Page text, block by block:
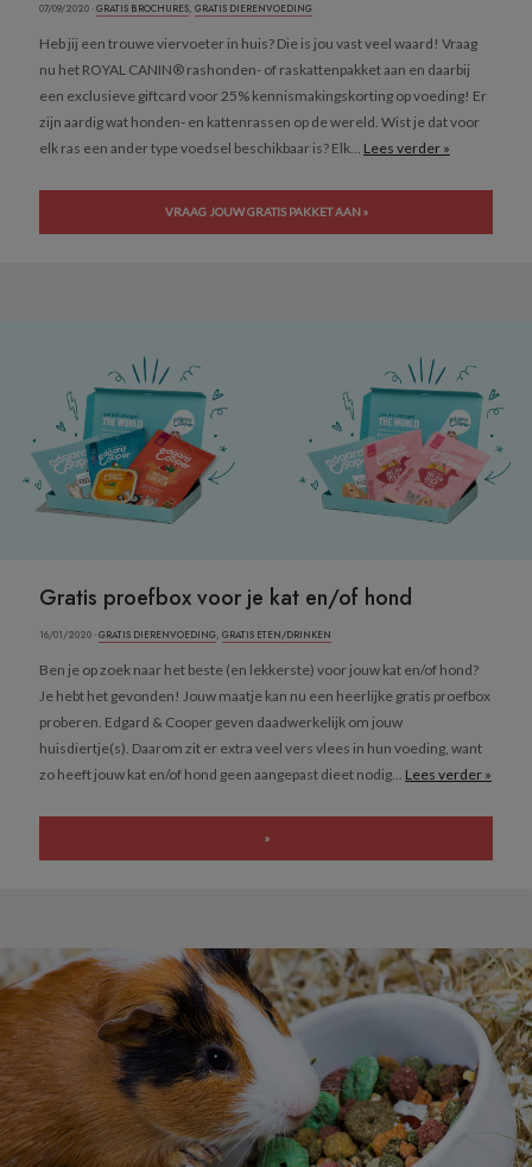
07/09/2020 ·GRATIS BROCHURES, GRATIS DIERENVOEDING
Heb jij een trouwe viervoeter in huis? Die is jou vast veel waard! Vraag
nu het ROYAL CANIN® rashonden- of raskattenpakket aan en daarbij
een exclusieve giftcard voor 25% kennismakingskorting op voeding! Er
zijn aardig wat honden- en kattenrassen op de wereld. Wist je dat voor
elk ras een ander type voedsel beschikbaar is? Elk... Lees verder »
VRAAG JOUW GRATIS PAKKET AAN »
Gratis proefbox voor je kat en/of hond
16/01/2020 ·GRATIS DIERENVOEDING, GRATIS ETEN/DRINKEN
Ben je op zoek naar het beste (en lekkerste) voor jouw kat en/of hond?
Je hebt het gevonden! Jouw maatje kan nu een heerlijke gratis proefbox
proberen. Edgard & Cooper geven daadwerkelijk om jouw
huisdiertje(s). Daarom zit er extra veel vers vlees in hun voeding, want
zo heeft jouw kat en/of hond geen aangepast dieet nodig... Lees verder »
»